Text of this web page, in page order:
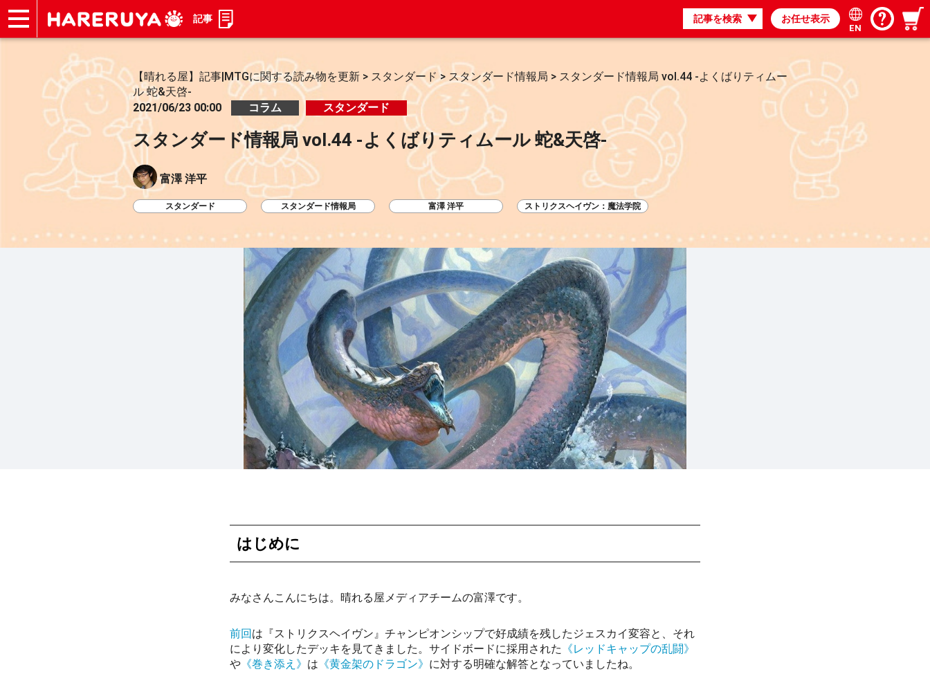
記事 記事を検索 お任せ表示
EN
【晴れる屋】記事|MTGに関する読み物を更新 > スタンダード> スタンダード情報局 > スタンダード情報局 vol.44 -よくばりティムー
ル 蛇&天啓-
2021/06/23 00:00
コラム スタンダード
スタンダード情報局 vol.44 -よくばりティムール 蛇&天啓-
富澤 洋平
スタンダード スタンダード情報局 富澤 洋平 ストリクスヘイヴン：魔法学院
はじめに
みなさんこんにちは。晴れる屋メディアチームの富澤です。
前回は『ストリクスヘイヴン』チャンピオンシップで好成績を残したジェスカイ変容と、それ
により変化したデッキを見てきました。サイドボードに採用された 《レッドキャップの乱闘》
や 《巻き添え》 は 《黄金架のドラゴン》 に対する明確な解答となっていましたね。